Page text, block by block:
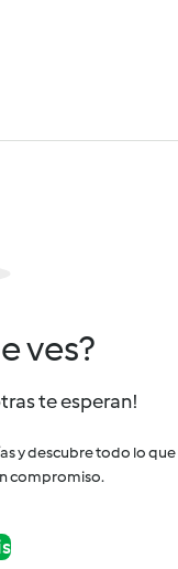
ves?
te esperan!
y descubre todo lo que
compromiso.